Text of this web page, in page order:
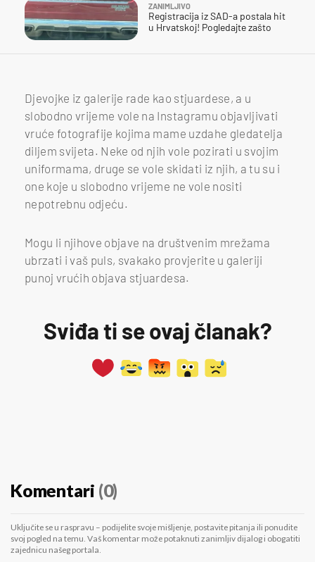
ZANIMLJIVO
Registracija iz SAD-a postala hit
u Hrvatskoj! Pogledajte zašto
Djevojke iz galerije rade kao stjuardese, a u
slobodno vrijeme vole na Instagramu objavljivati
vruće fotografije kojima mame uzdahe gledatelja
diljem svijeta. Neke od njih vole pozirati u svojim
uniformama, druge se vole skidati iz njih, a tu su i
one koje u slobodno vrijeme ne vole nositi
nepotrebnu odjeću.
Mogu li njihove objave na društvenim mrežama
ubrzati i vaš puls, svakako provjerite u galeriji
punoj vrućih objava stjuardesa.
Sviđa ti se ovaj članak?
Komentari (0)
Uključite se u raspravu – podijelite svoje mišljenje, postavite pitanja ili ponudite
svoj pogled na temu. Vaš komentar može potaknuti zanimljiv dijalog i obogatiti
zajednicu našeg portala.